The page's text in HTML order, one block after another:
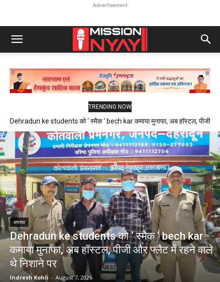
Advertisement
TRENDING NOW
Dehradun ke students को ‘ स्मैक ‘ bech kar कमाया मुनाफा, अब हॉस्टल, पीजी
अपराध
Dehradun ke students को ‘ स्मैक ‘ bech kar
कमाया मुनाफा, अब हॉस्टल, पीजी और फ्लैट में रहने वाले
थे निशाने पर
Indresh Kohli - August 7, 2026